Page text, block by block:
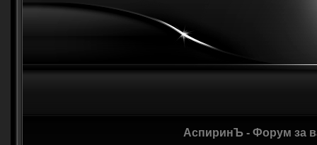
АспиринЪ - Форум за